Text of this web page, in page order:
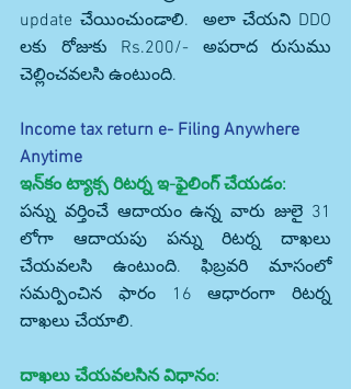
update చేయించుండాలి.  అలా చేయని DDO
లకు రోజుకు Rs.200/- అపరాద రుసుము
చెల్లించవలసి ఉంటుంది.
Income tax return e- Filing Anywhere
Anytime
ఇన్‌కం ట్యాక్స రిటర్న ఇ-ఫైలింగ్ చేయడం:
పన్ను వర్తించే ఆదాయం ఉన్న వారు జులై 31
లోగా ఆదాయపు పన్ను రిటర్న దాఖలు
చేయవలసి ఉంటుంది. ఫిబ్రవరి మాసంలో
సమర్పించిన ఫారం 16 ఆధారంగా రిటర్న
దాఖలు చేయాలి.
దాఖలు చేయవలసిన విధానం: